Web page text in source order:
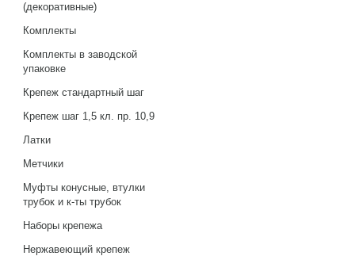
(декоративные)
Комплекты
Комплекты в заводской
упаковке
Крепеж стандартный шаг
Крепеж шаг 1,5 кл. пр. 10,9
Латки
Метчики
Муфты конусные, втулки
трубок и к-ты трубок
Наборы крепежа
Нержавеющий крепеж